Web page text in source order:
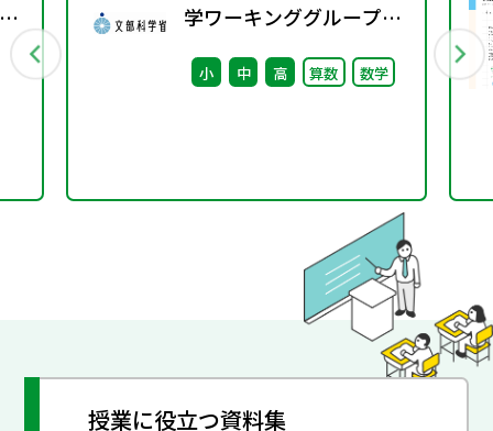
学ワーキンググループ
（第5回） 配付資
小 中 高 算数 数学
授業に役立つ資料集